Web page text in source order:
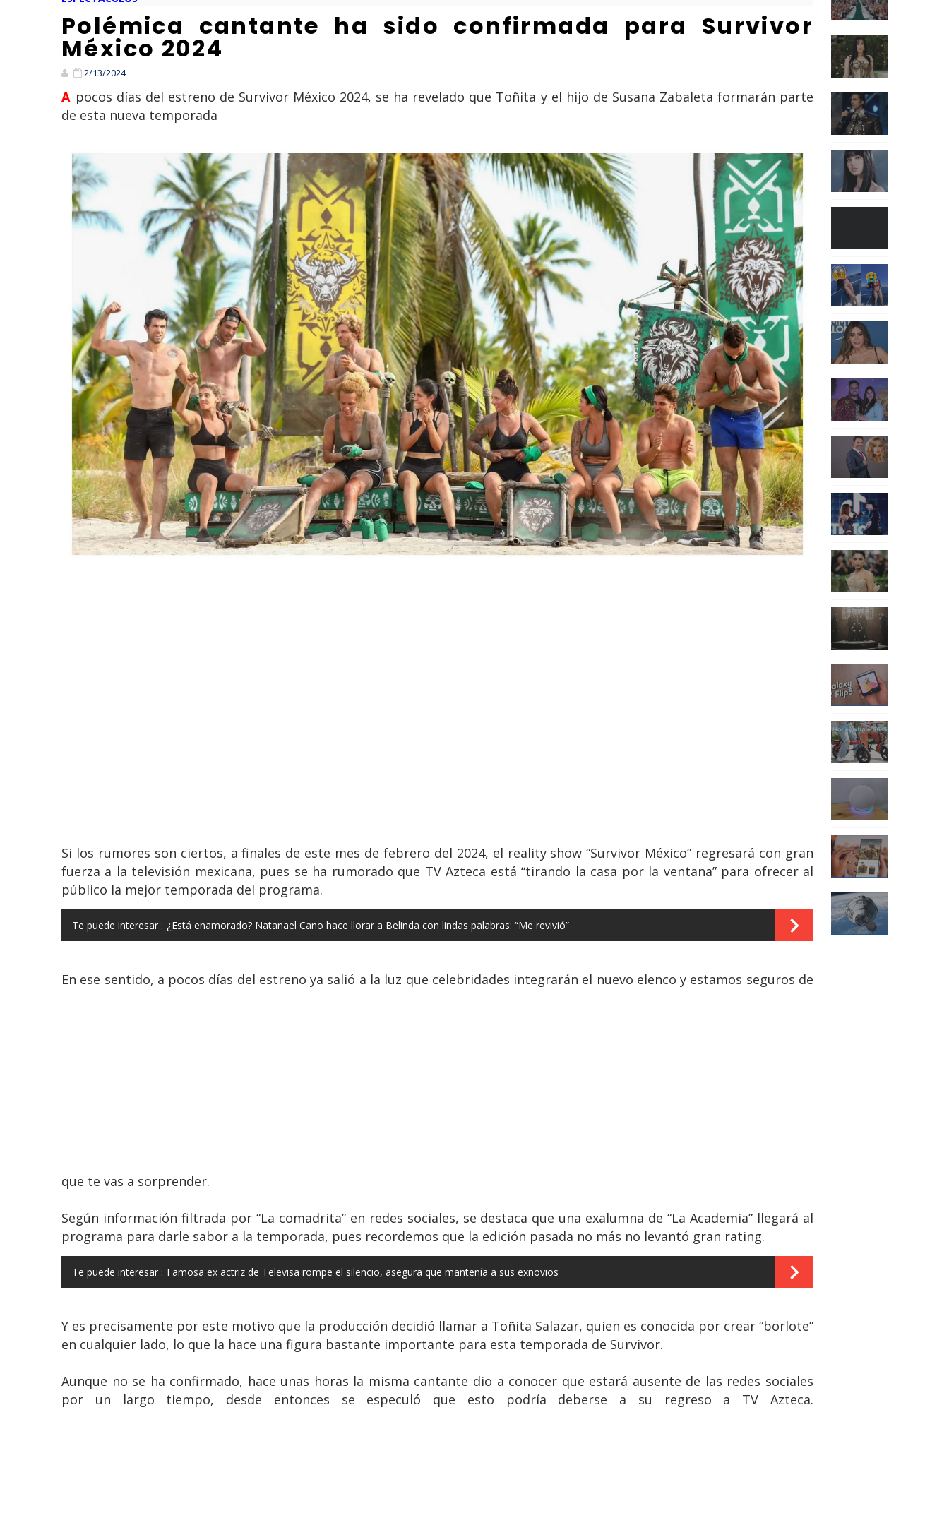
Polémica cantante ha sido confirmada para Survivor
México 2024
2/13/2024
A pocos días del estreno de Survivor México 2024, se ha revelado que Toñita y el hijo de Susana Zabaleta formarán parte
de esta nueva temporada
Si los rumores son ciertos, a finales de este mes de febrero del 2024, el reality show “Survivor México” regresará con gran
fuerza a la televisión mexicana, pues se ha rumorado que TV Azteca está “tirando la casa por la ventana” para ofrecer al
público la mejor temporada del programa.
Te puede interesar : ¿Está enamorado? Natanael Cano hace llorar a Belinda con lindas palabras: “Me revivió”
En ese sentido, a pocos días del estreno ya salió a la luz que celebridades integrarán el nuevo elenco y estamos seguros de
que te vas a sorprender.
Según información filtrada por “La comadrita” en redes sociales, se destaca que una exalumna de “La Academia” llegará al
programa para darle sabor a la temporada, pues recordemos que la edición pasada no más no levantó gran rating.
Te puede interesar : Famosa ex actriz de Televisa rompe el silencio, asegura que mantenía a sus exnovios
Y es precisamente por este motivo que la producción decidió llamar a Toñita Salazar, quien es conocida por crear “borlote”
en cualquier lado, lo que la hace una figura bastante importante para esta temporada de Survivor.
Aunque no se ha confirmado, hace unas horas la misma cantante dio a conocer que estará ausente de las redes sociales
por un largo tiempo, desde entonces se especuló que esto podría deberse a su regreso a TV Azteca.